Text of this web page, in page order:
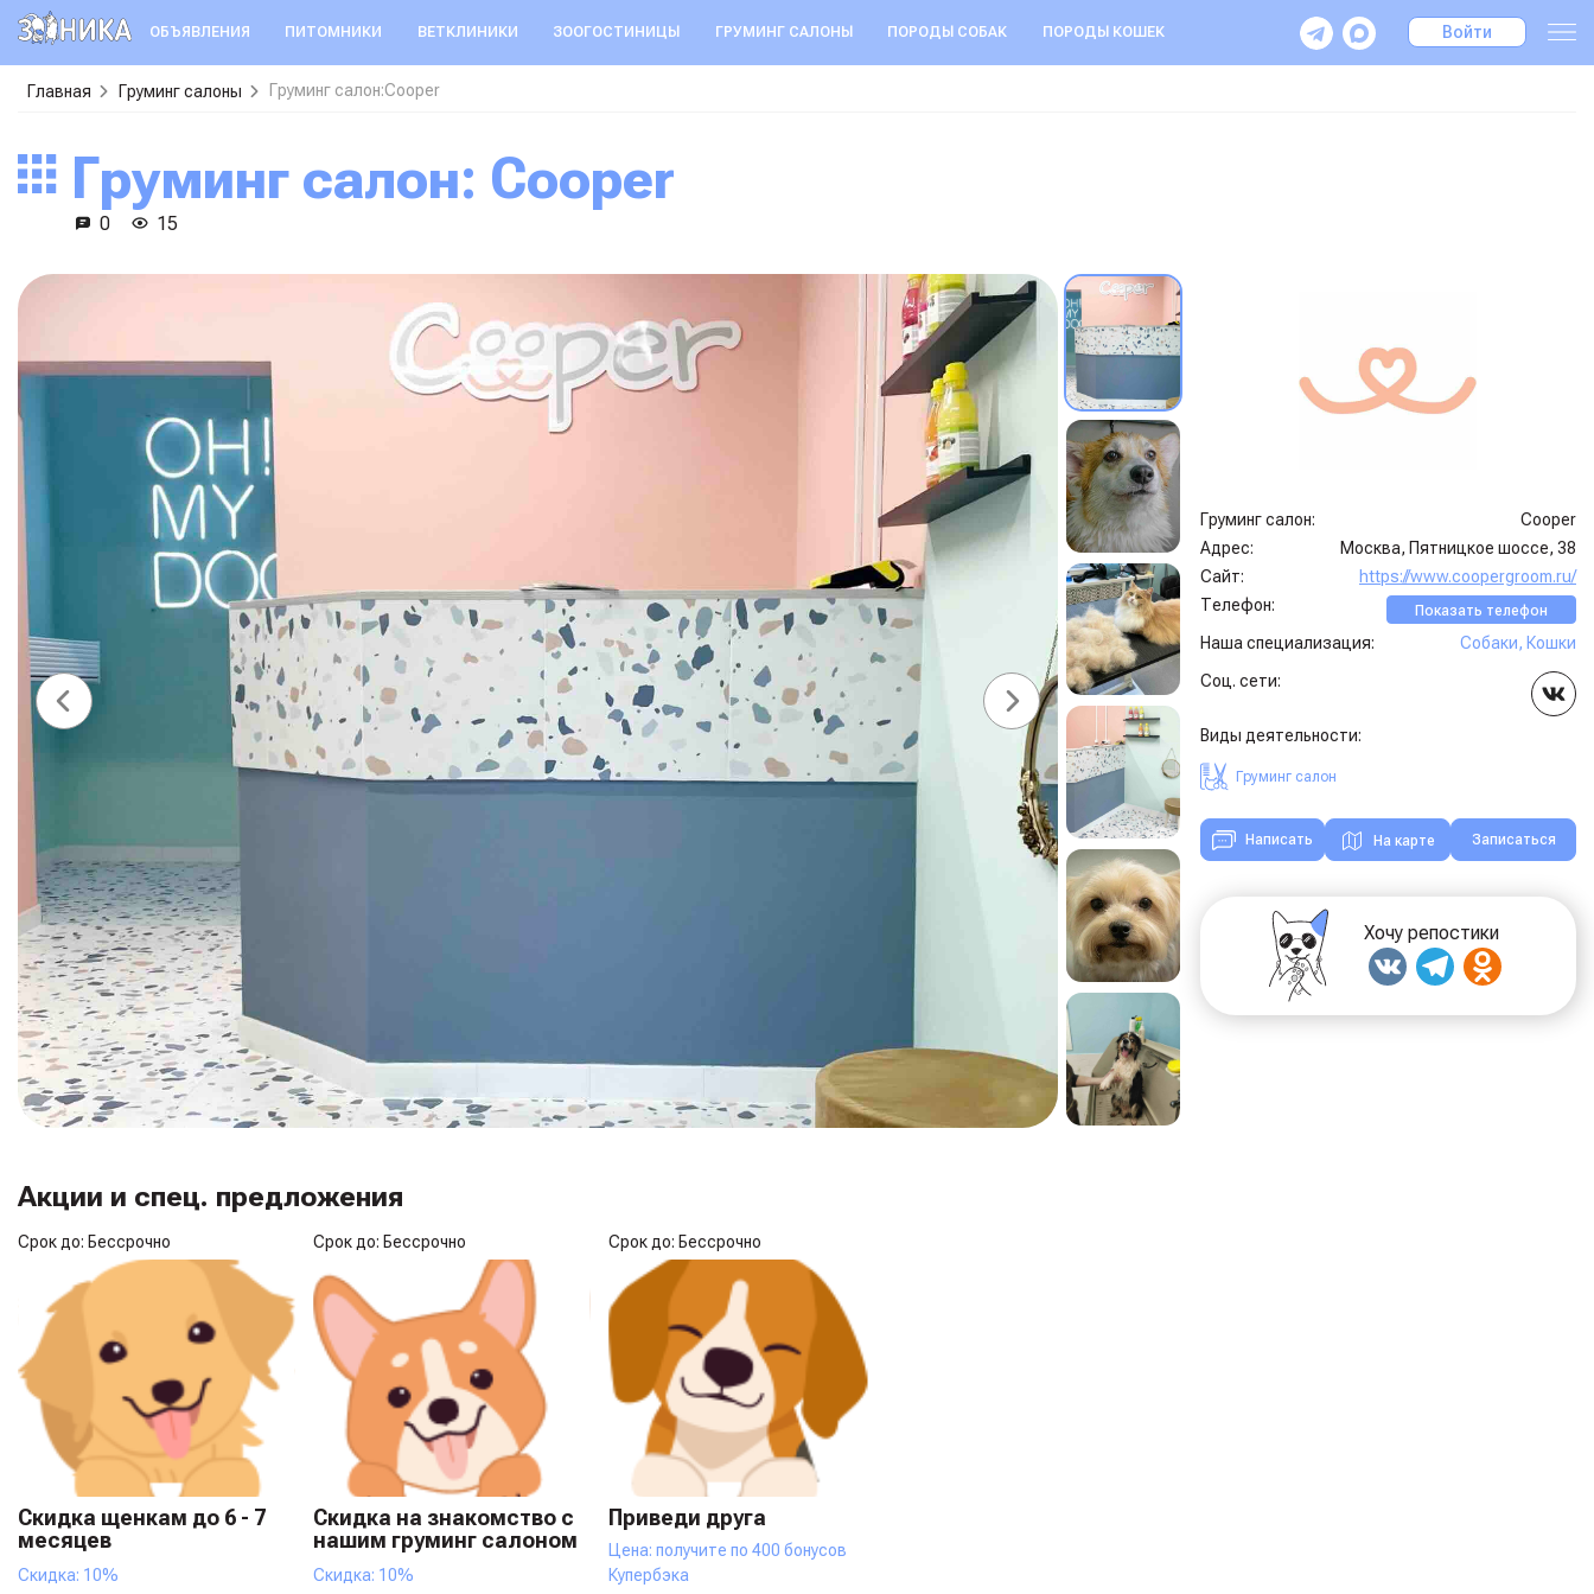
ОБЪЯВЛЕНИЯ ПИТОМНИКИ ВЕТКЛИНИКИ ЗООГОСТИНИЦЫ ГРУМИНГ САЛОНЫ ПОРОДЫ СОБАК ПОРОДЫ КОШЕК Войти
Главная Груминг салоны Груминг салон:Cooper
Груминг салон: Cooper
0 15
Акции и спец. предложения
Срок до: Бессрочно
Скидка щенкам до 6 - 7
месяцев
Скидка: 10%
Срок до: Бессрочно
Скидка на знакомство с
нашим груминг салоном
Скидка: 10%
Срок до: Бессрочно
Приведи друга
Цена: получите по 400 бонусов
Купербэка
Груминг салон:
Cooper
Адрес:
Москва, Пятницкое шоссе, 38
Сайт:
https://www.coopergroom.ru/
Телефон:
Показать телефон
Наша специализация: Собаки, Кошки
Соц. сети:
Виды деятельности:
Груминг салон
Написать На карте Записаться
Хочу репостики